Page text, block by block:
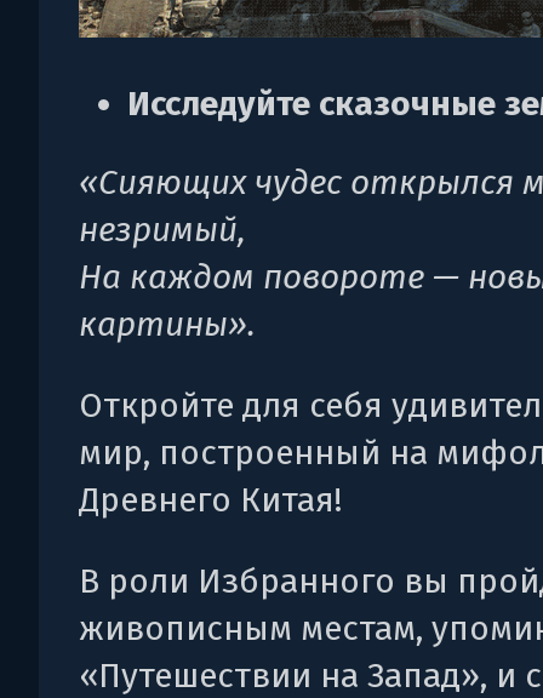
Исследуйте сказочные
«Сияющих чудес открылся
незримый,
На каждом повороте —
картины».
Откройте для себя
мир, построенный на
Древнего Китая!
В роли Избранного вы
живописным местам,
«Путешествии на Запад», и